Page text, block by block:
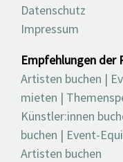
Datenschutz
Impressum
Empfehlungen der
Artisten buchen |
mieten |
Künstler:innen
buchen | Event-
Artisten buchen